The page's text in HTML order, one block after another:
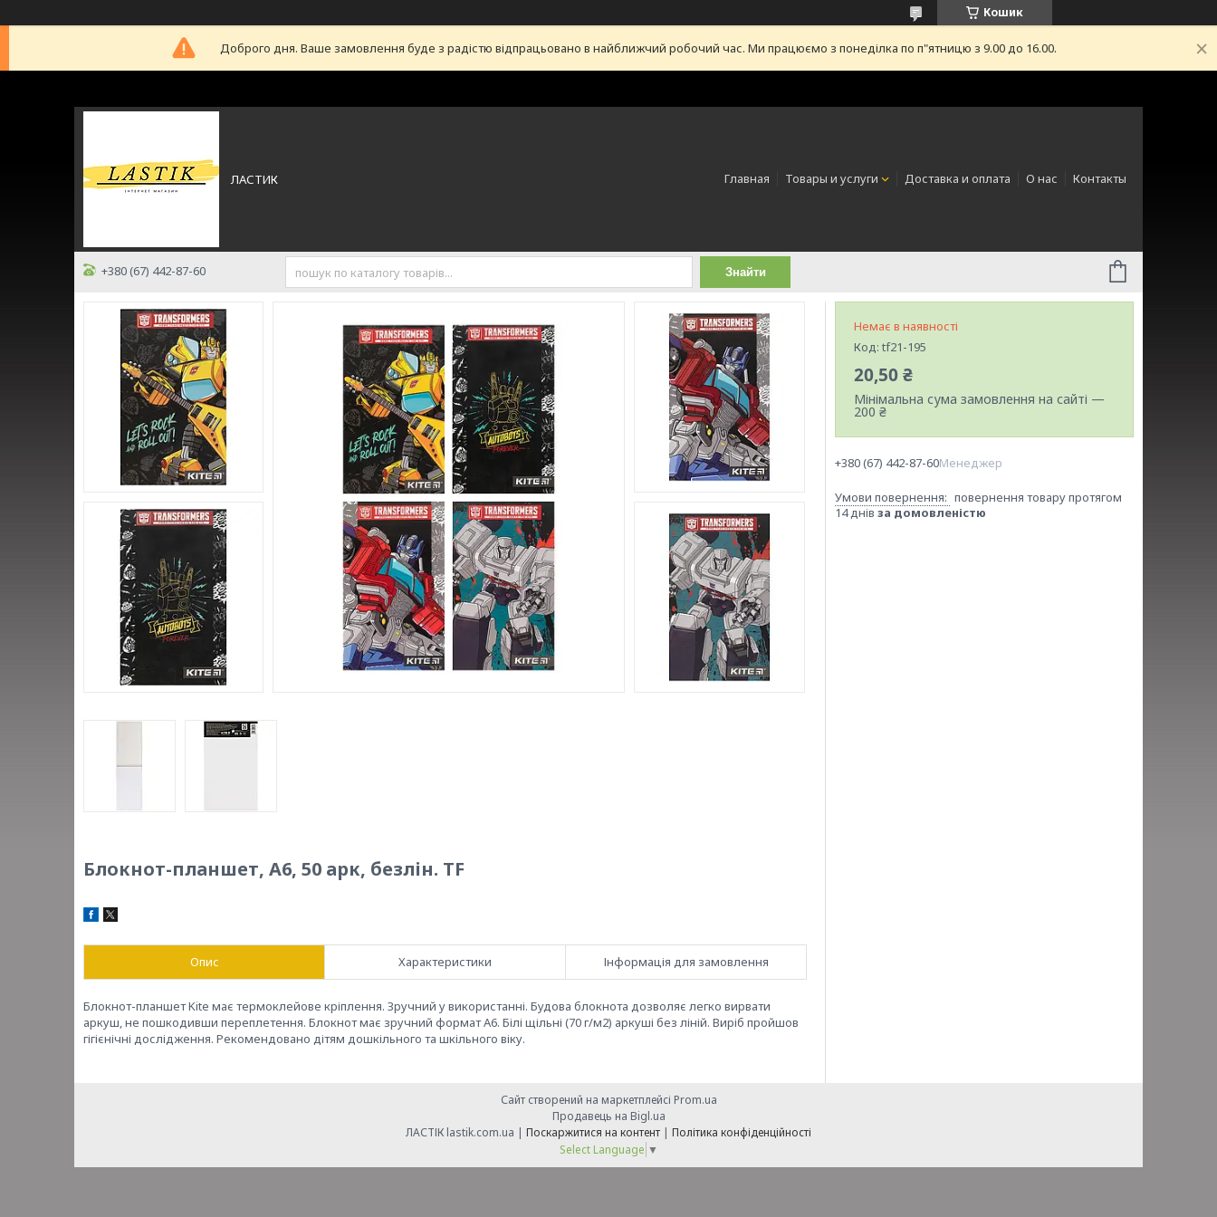
Кошик
Доброго дня. Ваше замовлення буде з радістю відпрацьовано в найближчий робочий час. Ми працюємо з понеділка по п"ятницю з 9.00 до 16.00.
ЛАСТИК Главная Товары и услуги Доставка и оплата О нас Контакты
+380 (67) 442-87-60 Знайти
Блокнот-планшет, A6, 50 арк, безлін. TF
Опис Характеристики Інформація для замовлення
Блокнот-планшет Kite має термоклейове кріплення. Зручний у використанні. Будова блокнота дозволяє легко вирвати
аркуш, не пошкодивши переплетення. Блокнот має зручний формат А6. Білі щільні (70 г/м2) аркуші без ліній. Виріб пройшов
гігієнічні дослідження. Рекомендовано дітям дошкільного та шкільного віку.
Немає в наявності
Код: tf21-195
20,50 ₴
Мінімальна сума замовлення на сайті —
200 ₴
+380 (67) 442-87-60Менеджер
повернення товару протягом
14 днів за домовленістю
Сайт створений на маркетплейсі Prom.ua
Продавець на Bigl.ua
ЛАСТІК lastik.com.ua | Поскаржитися на контент | Політика конфіденційності
Select Language ▼